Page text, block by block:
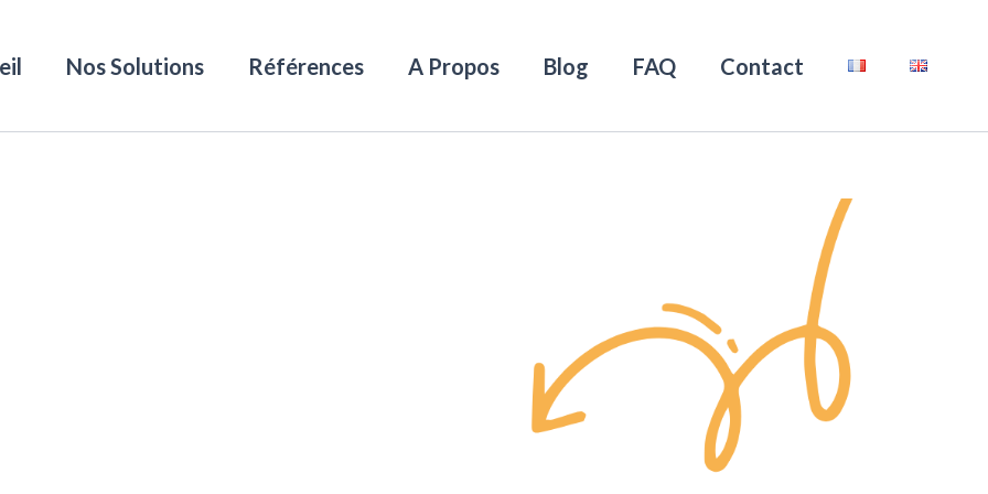
Nos Solutions Références A Propos Blog FAQ Contact